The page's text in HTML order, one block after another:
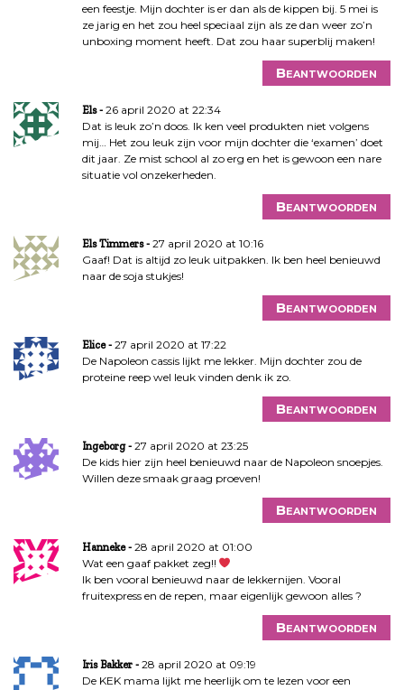
een feestje. Mijn dochter is er dan als de kippen bij. 5 mei is
ze jarig en het zou heel speciaal zijn als ze dan weer zo’n
unboxing moment heeft. Dat zou haar superblij maken!
Beantwoorden
Els
26 april 2020 at 22:34
Dat is leuk zo’n doos. Ik ken veel produkten niet volgens
mij… Het zou leuk zijn voor mijn dochter die ‘examen’ doet
dit jaar. Ze mist school al zo erg en het is gewoon een nare
situatie vol onzekerheden.
Beantwoorden
Els Timmers
27 april 2020 at 10:16
Gaaf! Dat is altijd zo leuk uitpakken. Ik ben heel benieuwd
naar de soja stukjes!
Beantwoorden
Elice
27 april 2020 at 17:22
De Napoleon cassis lijkt me lekker. Mijn dochter zou de
proteine reep wel leuk vinden denk ik zo.
Beantwoorden
Ingeborg
27 april 2020 at 23:25
De kids hier zijn heel benieuwd naar de Napoleon snoepjes.
Willen deze smaak graag proeven!
Beantwoorden
Hanneke
28 april 2020 at 01:00
Wat een gaaf pakket zeg!!
Ik ben vooral benieuwd naar de lekkernijen. Vooral
fruitexpress en de repen, maar eigenlijk gewoon alles ?
Beantwoorden
Iris Bakker
28 april 2020 at 09:19
De KEK mama lijkt me heerlijk om te lezen voor een